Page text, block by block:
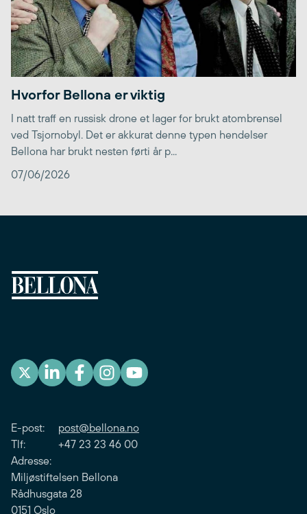
Hvorfor Bellona er viktig
I natt traff en russisk drone et lager for brukt atombrensel
ved Tsjornobyl. Det er akkurat denne typen hendelser
Bellona har brukt nesten førti år p...
07/06/2026
E-post: post@bellona.no
Tlf: +47 23 23 46 00
Adresse:
Miljøstiftelsen Bellona
Rådhusgata 28
0151 Oslo